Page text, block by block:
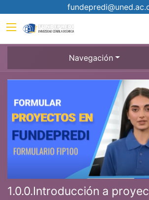
Navegación
1.0.0.Introducción a